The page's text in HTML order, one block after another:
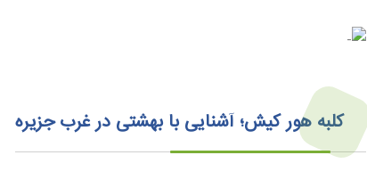
کلبه هور کیش؛ آشنایی با بهشتی در غرب جزیره